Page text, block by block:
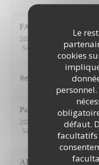
Le
cookies
personnel.
défaut.
facultatifs
FABIENNE
2026-08-09
- 12:30 -
Service
Ambiance:5
Repas et service parfait,
Pascal
2026-08-07
- 12:00 -
Service
Ambiance :
AKIYORI